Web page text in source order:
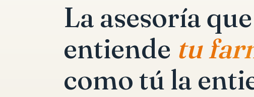
La asesoría que
entiende tu
como tú la